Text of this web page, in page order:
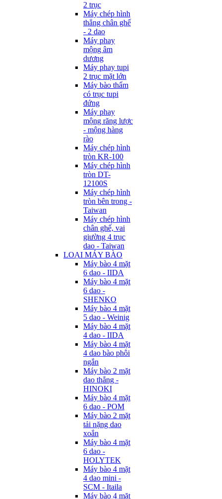
2 trục
Máy chép hình
thẳng chân ghế
- 2 dao
Máy phay
mộng âm
dương
Máy phay tupi
2 trục mặt lớn
Máy bào thẩm
có trục tupi
đứng
Máy phay
mộng răng lược
- mộng hàng
rào
Máy chép hình
tròn KR-100
Máy chép hình
tròn DT-
12100S
Máy chép hình
tròn bên trong -
Taiwan
Máy chép hình
chân ghế, vai
giường 4 trục
dao - Taiwan
LOẠI MÁY BÀO
Máy bào 4 mặt
6 dao - IIDA
Máy bào 4 mặt
6 dao -
SHENKO
Máy bào 4 mặt
5 dao - Weinig
Máy bào 4 mặt
4 dao - IIDA
Máy bào 4 mặt
4 dao bào phôi
ngắn
Máy bào 2 mặt
dao thẳng -
HINOKI
Máy bào 4 mặt
6 dao - POM
Máy bào 2 mặt
tải nặng dao
xoắn
Máy bào 4 mặt
6 dao -
HOLYTEK
Máy bào 4 mặt
4 dao mini -
SCM - Itaila
Máy bào 4 mặt